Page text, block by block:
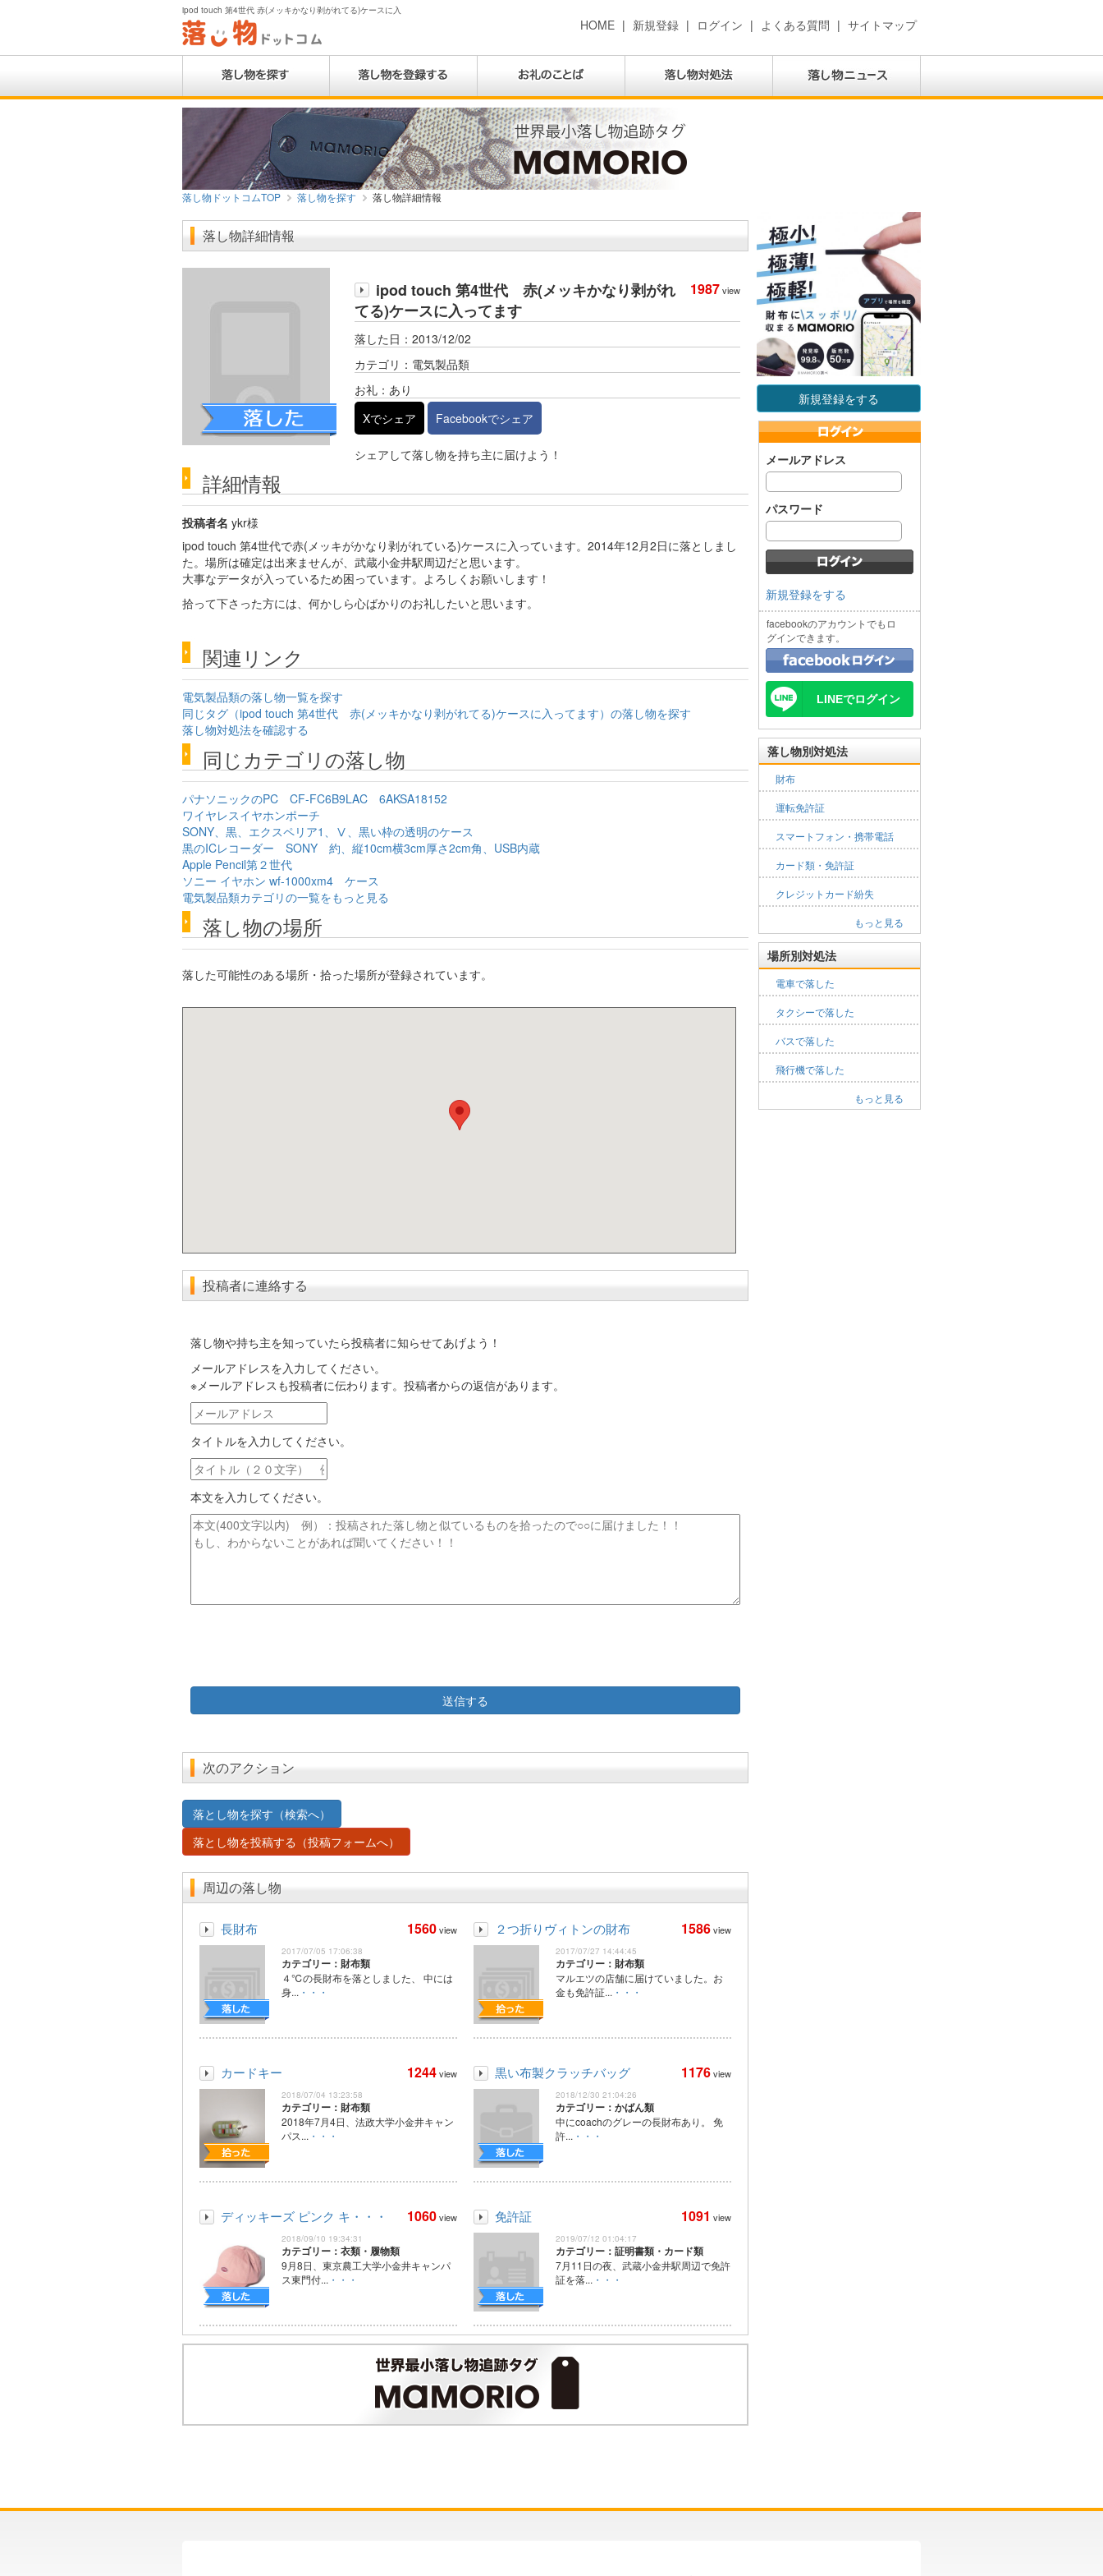
ipod touch 第4世代 赤(メッキかなり剥がれてる)ケースに入
HOME | 新規登録 | ログイン | よくある質問 | サイトマップ
落し物ドットコムTOP 落し物を探す 落し物詳細情報
新規登録をする
メールアドレス
パスワード
新規登録をする
facebookのアカウントでもロ
グインできます。
LINEでログイン
落し物別対処法
財布
運転免許証
スマートフォン・携帯電話
カード類・免許証
クレジットカード紛失
もっと見る
場所別対処法
電車で落した
タクシーで落した
バスで落した
飛行機で落した
もっと見る
落し物詳細情報
1987view
ipod touch 第4世代 赤(メッキかなり剥がれ
てる)ケースに入ってます
落した日：2013/12/02
カテゴリ：電気製品類
お礼：あり
Xでシェア
Facebookでシェア
シェアして落し物を持ち主に届けよう！
詳細情報
投稿者名 ykr様
ipod touch 第4世代で赤(メッキがかなり剥がれている)ケースに入っています。2014年12月2日に落としまし
た。場所は確定は出来ませんが、武蔵小金井駅周辺だと思います。
大事なデータが入っているため困っています。よろしくお願いします！
拾って下さった方には、何かしら心ばかりのお礼したいと思います。
関連リンク
電気製品類の落し物一覧を探す
同じタグ（ipod touch 第4世代 赤(メッキかなり剥がれてる)ケースに入ってます）の落し物を探す
落し物対処法を確認する
同じカテゴリの落し物
パナソニックのPC CF-FC6B9LAC 6AKSA18152
ワイヤレスイヤホンポーチ
SONY、黒、エクスペリア1、Ⅴ、黒い枠の透明のケース
黒のICレコーダー SONY 約、縦10cm横3cm厚さ2cm角、USB内蔵
Apple Pencil第２世代
ソニー イヤホン wf-1000xm4 ケース
電気製品類カテゴリの一覧をもっと見る
落し物の場所
落した可能性のある場所・拾った場所が登録されています。
投稿者に連絡する
落し物や持ち主を知っていたら投稿者に知らせてあげよう！
メールアドレスを入力してください。
※メールアドレスも投稿者に伝わります。投稿者からの返信があります。
メ
ー
ル
ア
ド
レ
ス
タイトルを入力してください。
タ
イ
ト
ル
本文を入力してください。
本
文
次のアクション
落とし物を探す（検索へ）
落とし物を投稿する（投稿フォームへ）
周辺の落し物
長財布 1560view
2017/07/05 17:06:38
カテゴリー：財布類
４℃の長財布を落としました、 中には
身... ・・・
２つ折りヴィトンの財布 1586view
2017/07/27 14:44:45
カテゴリー：財布類
マルエツの店舗に届けていました。お
金も免許証... ・・・
カードキー 1244view
2018/07/04 13:23:58
カテゴリー：財布類
2018年7月4日、法政大学小金井キャン
パス... ・・・
黒い布製クラッチバッグ 1176view
2018/12/30 21:04:26
カテゴリー：かばん類
中にcoachのグレーの長財布あり。 免
許... ・・・
ディッキーズ ピンク キ・・・ 1060view
2018/09/10 19:34:31
カテゴリー：衣類・履物類
9月8日、東京農工大学小金井キャンパ
ス東門付... ・・・
免許証 1091 view
2019/07/12 01:04:17
カテゴリー：証明書類・カード類
7月11日の夜、武蔵小金井駅周辺で免許
証を落... ・・・